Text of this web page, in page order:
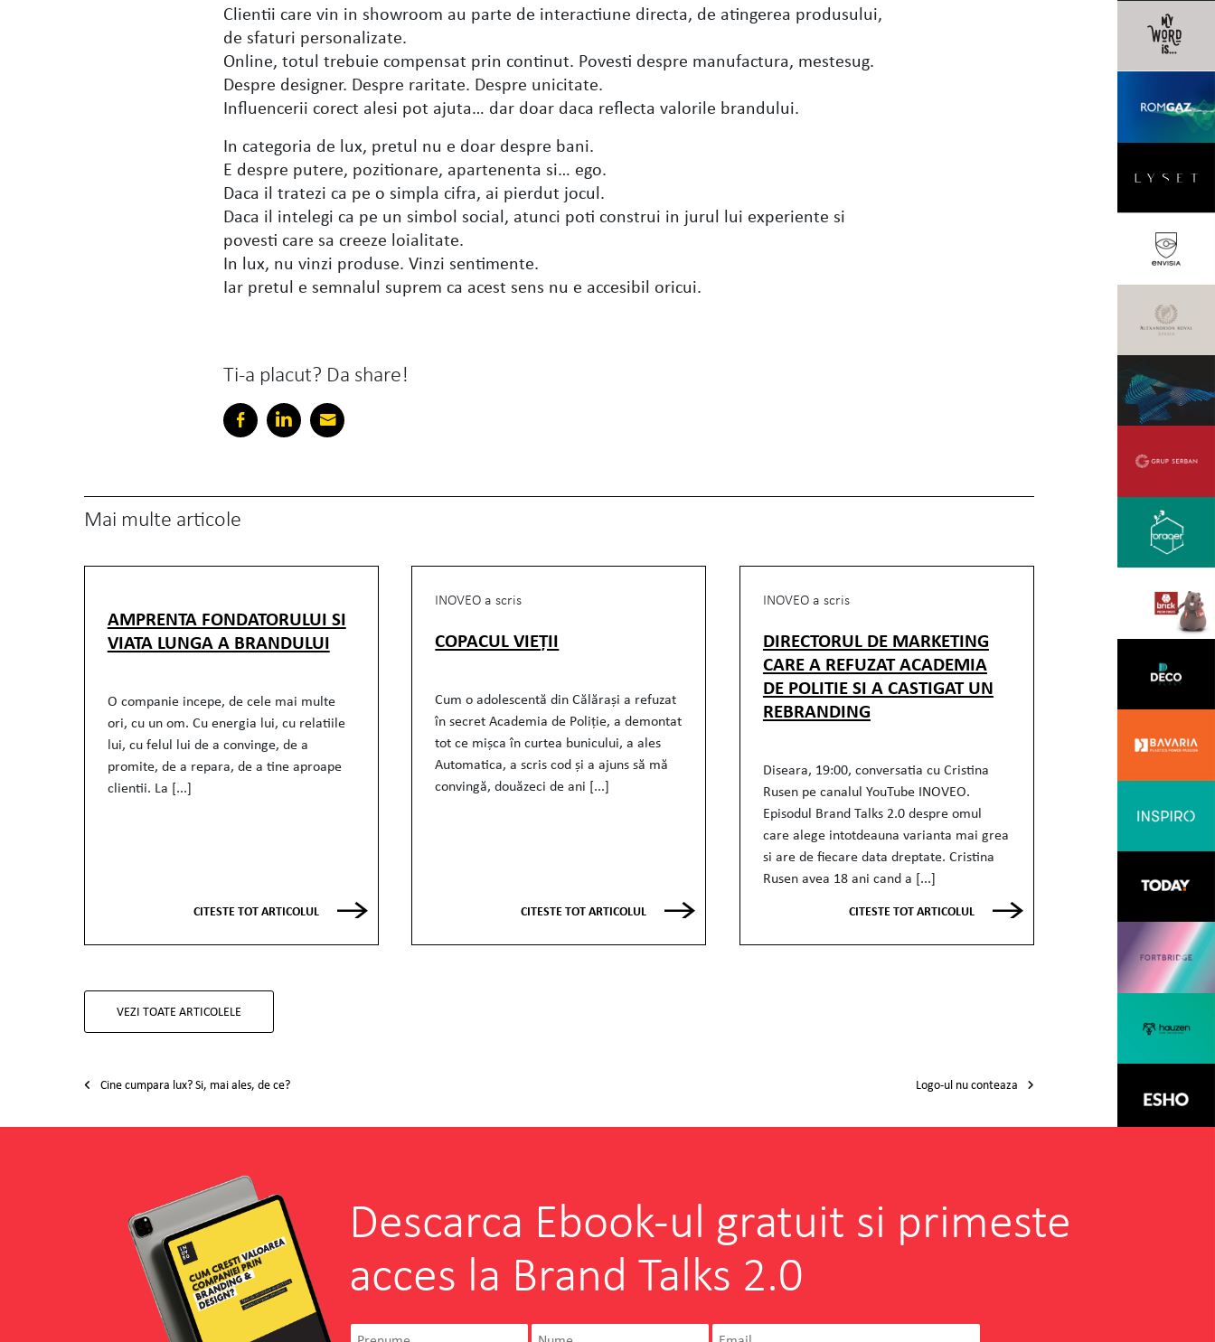
Clientii care vin in showroom au parte de interactiune directa, de atingerea produsului,
de sfaturi personalizate.
Online, totul trebuie compensat prin continut. Povesti despre manufactura, mestesug.
Despre designer. Despre raritate. Despre unicitate.
Influencerii corect alesi pot ajuta… dar doar daca reflecta valorile brandului.
In categoria de lux, pretul nu e doar despre bani.
E despre putere, pozitionare, apartenenta si… ego.
Daca il tratezi ca pe o simpla cifra, ai pierdut jocul.
Daca il intelegi ca pe un simbol social, atunci poti construi in jurul lui experiente si
povesti care sa creeze loialitate.
In lux, nu vinzi produse. Vinzi sentimente.
Iar pretul e semnalul suprem ca acest sens nu e accesibil oricui.
Ti-a placut? Da share!
Mai multe articole
AMPRENTA FONDATORULUI SI
VIATA LUNGA A BRANDULUI
O companie incepe, de cele mai multe
ori, cu un om. Cu energia lui, cu relatiile
lui, cu felul lui de a convinge, de a
promite, de a repara, de a tine aproape
clientii. La [...]
CITESTE TOT ARTICOLUL
INOVEO a scris
COPACUL VIEȚII
Cum o adolescentă din Călărași a refuzat
în secret Academia de Poliție, a demontat
tot ce mișca în curtea bunicului, a ales
Automatica, a scris cod și a ajuns să mă
convingă, douăzeci de ani [...]
CITESTE TOT ARTICOLUL
INOVEO a scris
DIRECTORUL DE MARKETING
CARE A REFUZAT ACADEMIA
DE POLITIE SI A CASTIGAT UN
REBRANDING
Diseara, 19:00, conversatia cu Cristina
Rusen pe canalul YouTube INOVEO.
Episodul Brand Talks 2.0 despre omul
care alege intotdeauna varianta mai grea
si are de fiecare data dreptate. Cristina
Rusen avea 18 ani cand a [...]
CITESTE TOT ARTICOLUL
VEZI TOATE ARTICOLELE
Cine cumpara lux? Si, mai ales, de ce? Logo-ul nu conteaza
Descarca Ebook-ul gratuit si primeste
acces la Brand Talks 2.0